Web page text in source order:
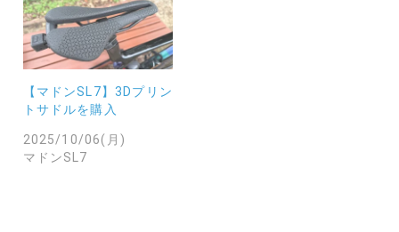
【マドンSL7】3Dプリン
トサドルを購入
2025/10/06(月)
マドンSL7